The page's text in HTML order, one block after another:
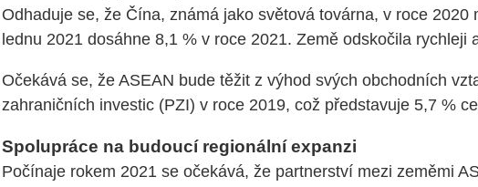
Odhaduje se, že Čína, známá jako světová továrna, v roce
lednu 2021 dosáhne 8,1 % v roce 2021. Země odskočila
Očekává se, že ASEAN bude těžit z výhod svých obchodních
zahraničních investic (PZI) v roce 2019, což představuje 5,7 %
Spolupráce na budoucí regionální expanzi
Počínaje rokem 2021 se očekává, že partnerství mezi zeměmi